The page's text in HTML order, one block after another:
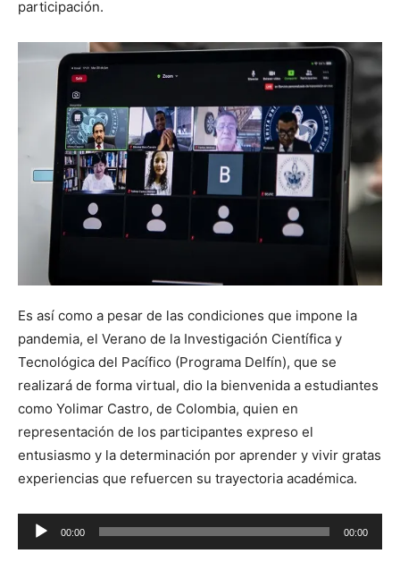
participación.
Es así como a pesar de las condiciones que impone la
pandemia, el Verano de la Investigación Científica y
Tecnológica del Pacífico (Programa Delfín), que se
realizará de forma virtual, dio la bienvenida a estudiantes
como Yolimar Castro, de Colombia, quien en
representación de los participantes expreso el
entusiasmo y la determinación por aprender y vivir gratas
experiencias que refuercen su trayectoria académica.
Reproductor
de
00:00 00:00